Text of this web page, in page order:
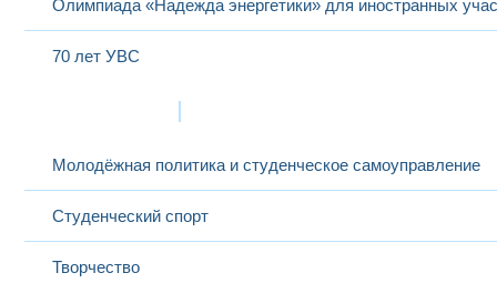
Олимпиада «Надежда энергетики» для иностранных
70 лет УВС
Молодёжная политика и студенческое самоуправление
Студенческий спорт
Творчество